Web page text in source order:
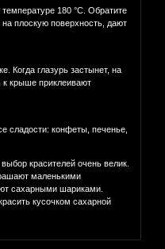
180 °С. Обратите
плоскую поверхность, дают
Когда глазурь застынет, на
к крыше приклеивают
сладости: конфеты, печенье,
красителей очень велик.
маленькими
сахарными шариками.
кусочком сахарной